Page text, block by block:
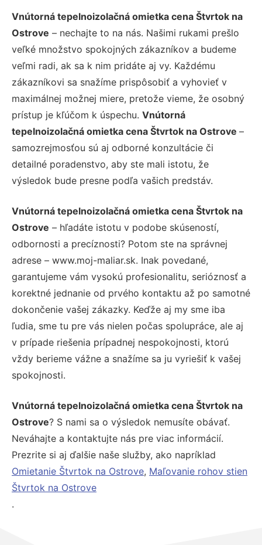
Vnútorná tepelnoizolačná omietka cena Štvrtok na
Ostrove – nechajte to na nás. Našimi rukami prešlo
veľké množstvo spokojných zákazníkov a budeme
veľmi radi, ak sa k nim pridáte aj vy. Každému
zákazníkovi sa snažíme prispôsobiť a vyhovieť v
maximálnej možnej miere, pretože vieme, že osobný
prístup je kľúčom k úspechu. Vnútorná
tepelnoizolačná omietka cena Štvrtok na Ostrove –
samozrejmosťou sú aj odborné konzultácie či
detailné poradenstvo, aby ste mali istotu, že
výsledok bude presne podľa vašich predstáv.
Vnútorná tepelnoizolačná omietka cena Štvrtok na
Ostrove – hľadáte istotu v podobe skúseností,
odbornosti a precíznosti? Potom ste na správnej
adrese – www.moj-maliar.sk. Inak povedané,
garantujeme vám vysokú profesionalitu, serióznosť a
korektné jednanie od prvého kontaktu až po samotné
dokončenie vašej zákazky. Keďže aj my sme iba
ľudia, sme tu pre vás nielen počas spolupráce, ale aj
v prípade riešenia prípadnej nespokojnosti, ktorú
vždy berieme vážne a snažíme sa ju vyriešiť k vašej
spokojnosti.
Vnútorná tepelnoizolačná omietka cena Štvrtok na
Ostrove? S nami sa o výsledok nemusíte obávať.
Neváhajte a kontaktujte nás pre viac informácií.
Prezrite si aj ďalšie naše služby, ako napríklad
Omietanie Štvrtok na Ostrove, Maľovanie rohov stien
Štvrtok na Ostrove
.